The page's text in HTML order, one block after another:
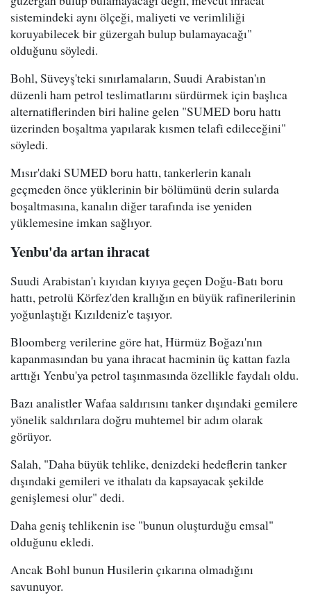
sistemindeki aynı ölçeği, maliyeti ve verimliliği
koruyabilecek bir güzergah bulup bulamayacağı"
olduğunu söyledi.
Bohl, Süveyş'teki sınırlamaların, Suudi Arabistan'ın
düzenli ham petrol teslimatlarını sürdürmek için başlıca
alternatiflerinden biri haline gelen "SUMED boru hattı
üzerinden boşaltma yapılarak kısmen telafi edileceğini"
söyledi.
Mısır'daki SUMED boru hattı, tankerlerin kanalı
geçmeden önce yüklerinin bir bölümünü derin sularda
boşaltmasına, kanalın diğer tarafında ise yeniden
yüklemesine imkan sağlıyor.
Yenbu'da artan ihracat
Suudi Arabistan'ı kıyıdan kıyıya geçen Doğu-Batı boru
hattı, petrolü Körfez'den krallığın en büyük rafinerilerinin
yoğunlaştığı Kızıldeniz'e taşıyor.
Bloomberg verilerine göre hat, Hürmüz Boğazı'nın
kapanmasından bu yana ihracat hacminin üç kattan fazla
arttığı Yenbu'ya petrol taşınmasında özellikle faydalı oldu.
Bazı analistler Wafaa saldırısını tanker dışındaki gemilere
yönelik saldırılara doğru muhtemel bir adım olarak
görüyor.
Salah, "Daha büyük tehlike, denizdeki hedeflerin tanker
dışındaki gemileri ve ithalatı da kapsayacak şekilde
genişlemesi olur" dedi.
Daha geniş tehlikenin ise "bunun oluşturduğu emsal"
olduğunu ekledi.
Ancak Bohl bunun Husilerin çıkarına olmadığını
savunuyor.